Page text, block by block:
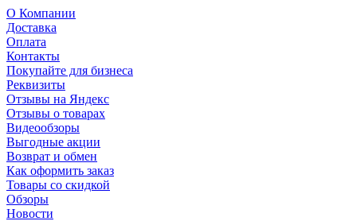
О Компании
Доставка
Оплата
Контакты
Покупайте для бизнеса
Реквизиты
Отзывы на Яндекс
Отзывы о товарах
Видеообзоры
Выгодные акции
Возврат и обмен
Как оформить заказ
Товары со скидкой
Обзоры
Новости